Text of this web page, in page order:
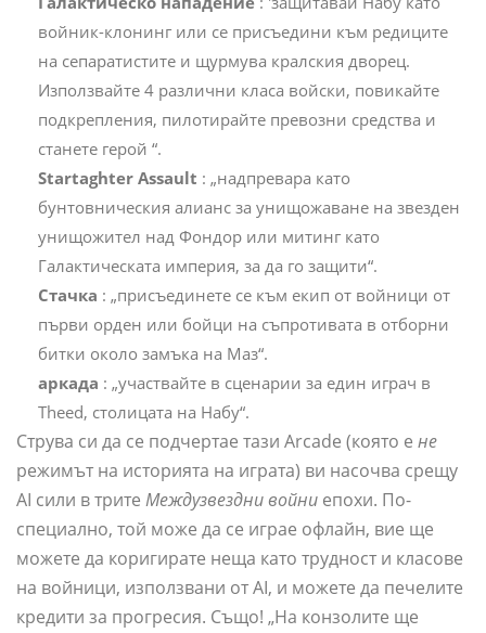
войник-клонинг или се присъедини към редиците
на сепаратистите и щурмува кралския дворец.
Използвайте 4 различни класа войски, повикайте
подкрепления, пилотирайте превозни средства и
станете герой “.
Startaghter Assault : „надпревара като
бунтовническия алианс за унищожаване на звезден
унищожител над Фондор или митинг като
Галактическата империя, за да го защити“.
Стачка : „присъединете се към екип от войници от
първи орден или бойци на съпротивата в отборни
битки около замъка на Маз“.
аркада : „участвайте в сценарии за един играч в
Theed, столицата на Набу“.
Струва си да се подчертае тази Arcade (която е не
режимът на историята на играта) ви насочва срещу
AI сили в трите Междузвездни войни епохи. По-
специално, той може да се играе офлайн, вие ще
можете да коригирате неща като трудност и класове
на войници, използвани от AI, и можете да печелите
кредити за прогресия. Също! „На конзолите ще